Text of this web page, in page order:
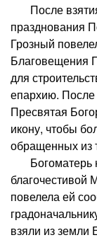
После взятия
празднования
Грозный
Благовещения
для
епархию. После
Пресвятая
икону, чтобы
обращенных из
Богоматерь
благочестивой
повелела ей
взяли из земли